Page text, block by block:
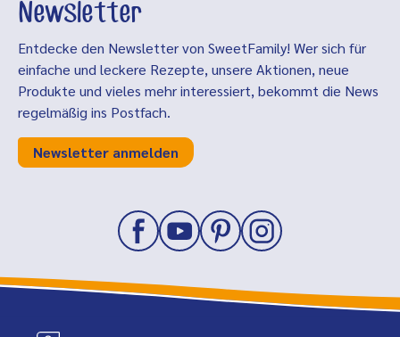
Newsletter
Entdecke den Newsletter von SweetFamily! Wer sich für
einfache und leckere Rezepte, unsere Aktionen, neue
Produkte und vieles mehr interessiert, bekommt die News
regelmäßig ins Postfach.
Newsletter anmelden